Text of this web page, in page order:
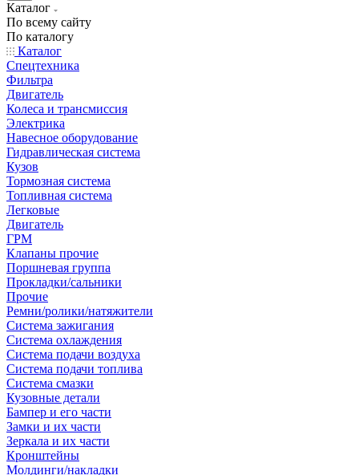
Каталог
По всему сайту
По каталогу
Каталог
Спецтехника
Фильтра
Двигатель
Колеса и трансмиссия
Электрика
Навесное оборудование
Гидравлическая система
Кузов
Тормозная система
Топливная система
Легковые
Двигатель
ГРМ
Клапаны прочие
Поршневая группа
Прокладки/сальники
Прочие
Ремни/ролики/натяжители
Система зажигания
Система охлаждения
Система подачи воздуха
Система подачи топлива
Система смазки
Кузовные детали
Бампер и его части
Замки и их части
Зеркала и их части
Кронштейны
Молдинги/накладки